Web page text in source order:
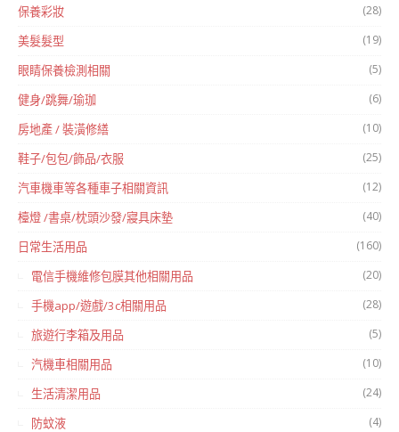
保養彩妝 (28)
美髮髮型 (19)
眼睛保養檢測相關 (5)
健身/跳舞/瑜珈 (6)
房地產 / 裝潢修繕 (10)
鞋子/包包/飾品/衣服 (25)
汽車機車等各種車子相關資訊 (12)
檯燈 /書桌/枕頭沙發/寢具床墊 (40)
日常生活用品 (160)
電信手機維修包膜其他相關用品 (20)
手機app/遊戲/3c相關用品 (28)
旅遊行李箱及用品 (5)
汽機車相關用品 (10)
生活清潔用品 (24)
防蚊液 (4)